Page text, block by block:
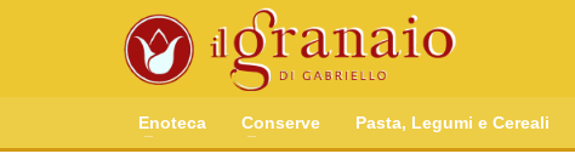
Enoteca Conserve Pasta, Legumi e Cereali